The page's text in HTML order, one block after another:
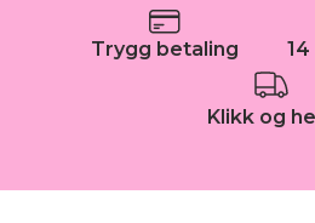
Trygg betaling
Klikk og